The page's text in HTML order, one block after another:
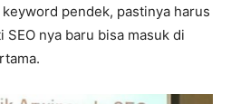
pendek, pastinya harus
nya baru bisa masuk di